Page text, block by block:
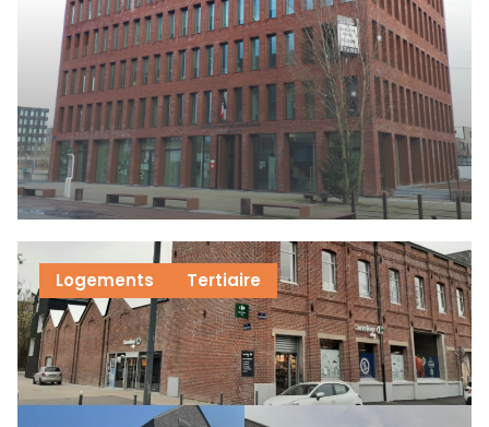
Logements Tertiaire